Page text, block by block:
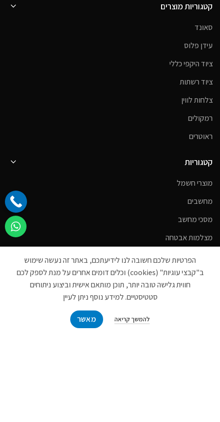
קטגוריות מוצרים
סאונד
עידן פלוס
ציוד היקפי כללי
ציוד רשתות
צלחות לווין
רמקולים
ראוטרים
קטגוריות
מוצרי חשמל
מחשבים
מסכי מחשב
מצלמות אבטחה
קישורים
הפרטיות שלכם חשובה לנו לידיעתכם, באתר זה נעשה שימוש
ב"קבצי עוגיות" (cookies) וכלים דומים אחרים על מנת לספק לכם
חווית גלישה טובה יותר, תוכן מותאם אישית וביצוע ניתוחים
סטטיסטיים. למידע נוסף ניתן לעיין
להמשך קריאה מאשר